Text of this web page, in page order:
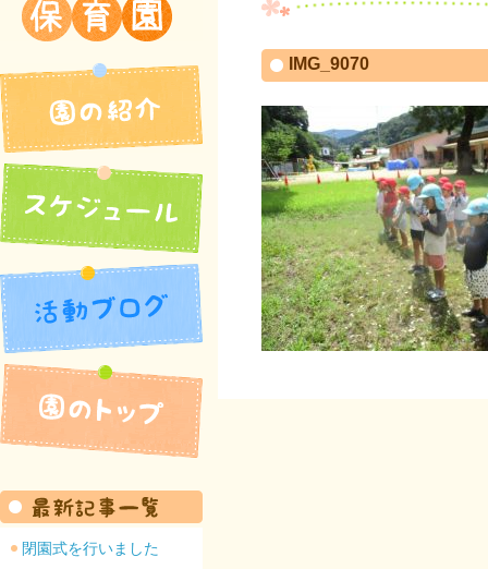
IMG_9070
園の紹介
スケジュール
活動ブログ
閉園式を行いました